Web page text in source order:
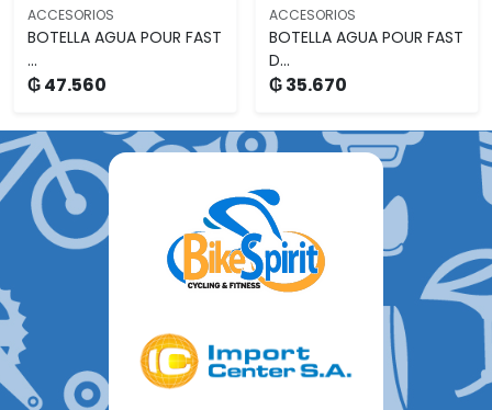
ACCESORIOS
BOTELLA AGUA POUR FAST
...
₲ 47.560
ACCESORIOS
BOTELLA AGUA POUR FAST
D...
₲ 35.670